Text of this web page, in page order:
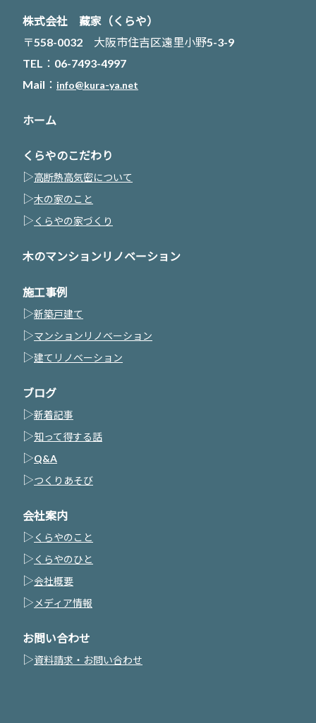
株式会社 藏家（くらや）
〒558-0032 大阪市住吉区遠里小野5-3-9
TEL：06-7493-4997
Mail： info@kura-ya.net
ホーム
くらやのこだわり
▷高断熱高気密について
▷木の家のこと
▷ くらやの家づくり
木のマンションリノベーション
施工事例
▷新築戸建て
▷マンションリノベーション
▷建てリノベーション
ブログ
▷新着記事
▷知って得する話
▷Q&A
▷つくりあそび
会社案内
▷ くらやのこと
▷ くらやのひと
▷会社概要
▷ メディア情報
お問い合わせ
▷資料請求・お問い合わせ